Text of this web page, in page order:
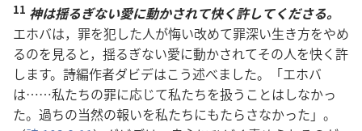
11 神は揺るぎない愛に動かされて快く許してくださる。
エホバは， 罪を犯した人が悔い改めて罪深い生き方をやめ
るのを 見ると， 揺るぎない愛に動かされてその人を快く 許
します。 詩編作者ダビデはこう述べました。「エホバ
は……私たちの罪に応じて私たちを扱うことはしなかっ
た。 過ちの当然の報いを私たちにもたらさなかった」。